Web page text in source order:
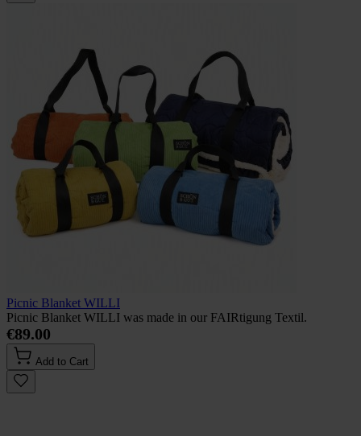
Picnic Blanket WILLI
Picnic Blanket WILLI was made in our FAIRtigung Textil.
€89.00
Add to Cart